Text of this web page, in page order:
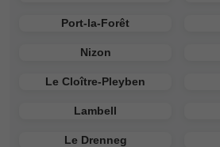
Port-la-Forêt
Nizon
Le Cloître-Pleyben
Lambell
Le Drenneg